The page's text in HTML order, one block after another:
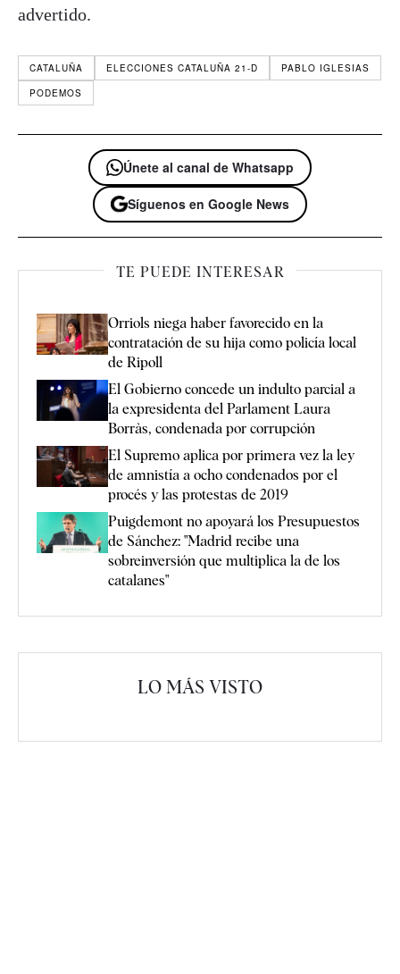
advertido.
CATALUÑA ELECCIONES CATALUÑA 21-D
PABLO IGLESIAS
PODEMOS
Únete al canal de Whatsapp
Síguenos en Google News
TE PUEDE INTERESAR
Orriols niega haber favorecido en la
contratación de su hija como policía local
de Ripoll
El Gobierno concede un indulto parcial a
la expresidenta del Parlament Laura
Borràs, condenada por corrupción
El Supremo aplica por primera vez la ley
de amnistía a ocho condenados por el
procés y las protestas de 2019
Puigdemont no apoyará los Presupuestos
de Sánchez: "Madrid recibe una
sobreinversión que multiplica la de los
catalanes"
LO MÁS VISTO